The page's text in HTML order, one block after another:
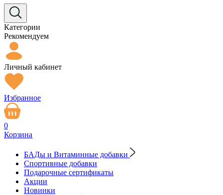
Категории
Рекомендуем
Личный кабинет
Избранное
0
Корзина
БАДы и Витаминные добавки
Спортивные добавки
Подарочные сертификаты
Акции
Новинки